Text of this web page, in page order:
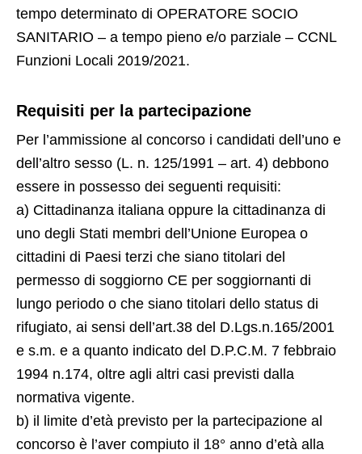
tempo determinato di OPERATORE SOCIO
SANITARIO – a tempo pieno e/o parziale – CCNL
Funzioni Locali 2019/2021.
Requisiti per la partecipazione
Per l’ammissione al concorso i candidati dell’uno e
dell’altro sesso (L. n. 125/1991 – art. 4) debbono
essere in possesso dei seguenti requisiti:
a) Cittadinanza italiana oppure la cittadinanza di
uno degli Stati membri dell’Unione Europea o
cittadini di Paesi terzi che siano titolari del
permesso di soggiorno CE per soggiornanti di
lungo periodo o che siano titolari dello status di
rifugiato, ai sensi dell’art.38 del D.Lgs.n.165/2001
e s.m. e a quanto indicato del D.P.C.M. 7 febbraio
1994 n.174, oltre agli altri casi previsti dalla
normativa vigente.
b) il limite d’età previsto per la partecipazione al
concorso è l’aver compiuto il 18° anno d’età alla